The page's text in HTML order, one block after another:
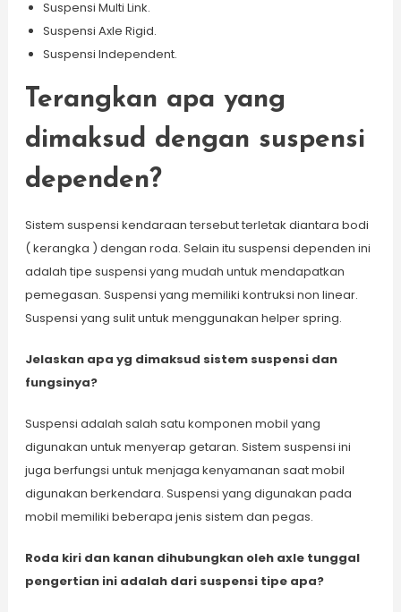
Suspensi Multi Link.
Suspensi Axle Rigid.
Suspensi Independent.
Terangkan apa yang
dimaksud dengan suspensi
dependen?
Sistem suspensi kendaraan tersebut terletak diantara bodi
( kerangka ) dengan roda. Selain itu suspensi dependen ini
adalah tipe suspensi yang mudah untuk mendapatkan
pemegasan. Suspensi yang memiliki kontruksi non linear.
Suspensi yang sulit untuk menggunakan helper spring.
Jelaskan apa yg dimaksud sistem suspensi dan
fungsinya?
Suspensi adalah salah satu komponen mobil yang
digunakan untuk menyerap getaran. Sistem suspensi ini
juga berfungsi untuk menjaga kenyamanan saat mobil
digunakan berkendara. Suspensi yang digunakan pada
mobil memiliki beberapa jenis sistem dan pegas.
Roda kiri dan kanan dihubungkan oleh axle tunggal
pengertian ini adalah dari suspensi tipe apa?